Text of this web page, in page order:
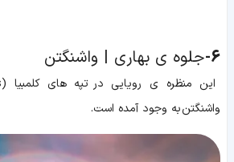
6- جلوه ی بهاری | واشنگتن
واشنگتن به وجود آمده است.